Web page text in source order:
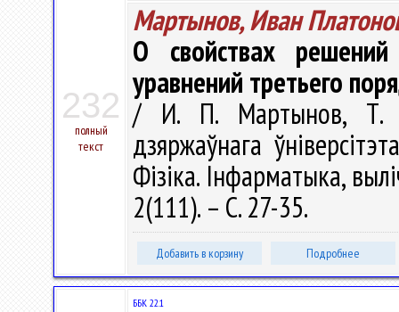
232
полный
текст
Мартынов, Иван
О свойствах
уравнений третьего
/ И. П. Мартынов, Т.
дзяржаўнага
Фізіка. Інфарматыка,
2(111). – С. 27-35.
Добавить в корзину Подробнее
ББК 22.1